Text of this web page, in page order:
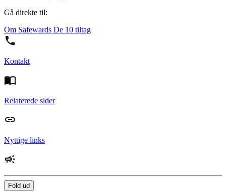
Gå direkte til:
Om Safewards De 10 tiltag
Kontakt
Relaterede sider
Nyttige links
Fold ud